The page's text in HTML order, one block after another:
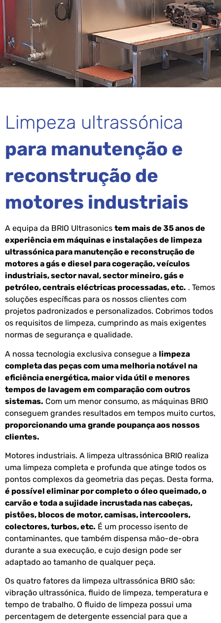
Limpeza ultrassónica
para manutenção e
reconstrução de
motores industriais
A equipa da BRIO Ultrasonics tem mais de 35 anos de
experiência em máquinas e instalações de limpeza
ultrassónica para manutenção e reconstrução de
motores a gás e diesel para cogeração, veículos
industriais, sector naval, sector mineiro, gás e
petróleo, centrais eléctricas processadas, etc. . Temos
soluções específicas para os nossos clientes com
projetos padronizados e personalizados. Cobrimos todos
os requisitos de limpeza, cumprindo as mais exigentes
normas de segurança e qualidade.
A nossa tecnologia exclusiva consegue a limpeza
completa das peças com uma melhoria notável na
eficiência energética, maior vida útil e menores
tempos de lavagem em comparação com outros
sistemas. Com um menor consumo, as máquinas BRIO
conseguem grandes resultados em tempos muito curtos,
proporcionando uma grande poupança aos nossos
clientes.
Motores industriais. A limpeza ultrassónica BRIO realiza
uma limpeza completa e profunda que atinge todos os
pontos complexos da geometria das peças. Desta forma,
é possível eliminar por completo o óleo queimado, o
carvão e toda a sujidade incrustada nas cabeças,
pistões, blocos de motor, camisas, intercoolers,
colectores, turbos, etc. É um processo isento de
contaminantes, que também dispensa mão-de-obra
durante a sua execução, e cujo design pode ser
adaptado ao tamanho de qualquer peça.
Os quatro fatores da limpeza ultrassónica BRIO são:
vibração ultrassónica, fluido de limpeza, temperatura e
tempo de trabalho. O fluido de limpeza possui uma
percentagem de detergente essencial para que a